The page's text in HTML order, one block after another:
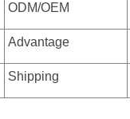
ODM/OEM
Advantage
Shipping